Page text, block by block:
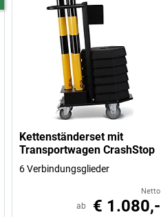
Kettenständerset mit
Transportwagen CrashStop
6 Verbindungsglieder
Netto
ab € 1.080,-